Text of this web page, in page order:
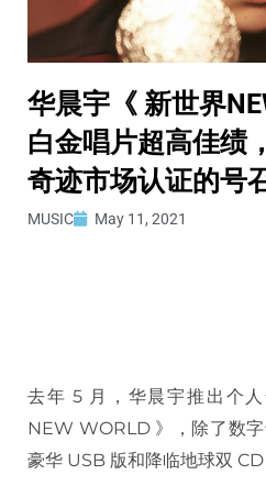
华晨宇《 新世界
白金唱片超高佳绩
奇迹市场认证的号
MUSIC May 11, 2021
去年 5 月，华晨宇推出个
NEW WORLD 》，除了数
豪华 USB 版和降临地球双 CD